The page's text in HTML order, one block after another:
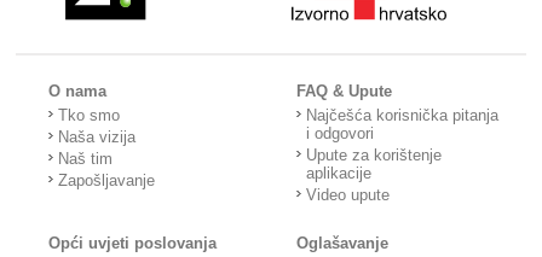
O nama
Tko smo
Naša vizija
Naš tim
Zapošljavanje
FAQ & Upute
Najčešća korisnička pitanja
i odgovori
Upute za korištenje
aplikacije
Video upute
Opći uvjeti poslovanja
Oglašavanje